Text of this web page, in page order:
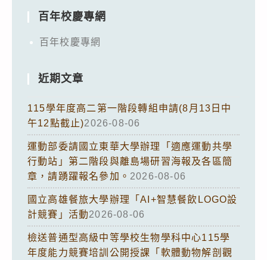
百年校慶專網
百年校慶專網
近期文章
115學年度高二第一階段轉組申請(8月13日中
午12點截止)2026-08-06
運動部委請國立東華大學辦理「適應運動共學
行動站」第二階段與離島場研習海報及各區簡
章，請踴躍報名參加。 2026-08-06
國立高雄餐旅大學辦理「AI+智慧餐飲LOGO設
計競賽」活動2026-08-06
檢送普通型高級中等學校生物學科中心115學
年度能力競賽培訓公開授課「軟體動物解剖觀